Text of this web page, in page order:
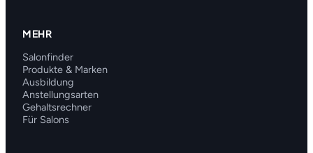
MEHR
Salonfinder
Produkte & Marken
Ausbildung
Anstellungsarten
Gehaltsrechner
Für Salons